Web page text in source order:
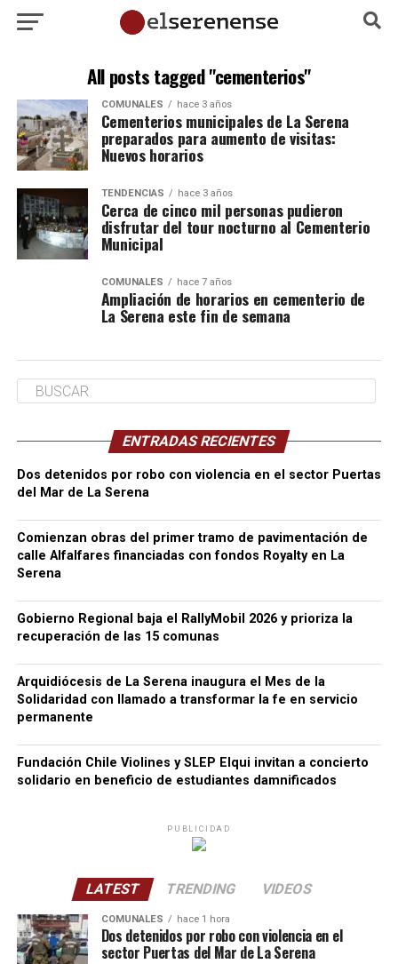
All posts tagged "cementerios"
COMUNALES hace 3 años
Cementerios municipales de La Serena
preparados para aumento de visitas:
Nuevos horarios
TENDENCIAS hace 3 años
Cerca de cinco mil personas pudieron
disfrutar del tour nocturno al Cementerio
Municipal
COMUNALES hace 7 años
Ampliación de horarios en cementerio de
La Serena este fin de semana
ENTRADAS RECIENTES
Dos detenidos por robo con violencia en el sector Puertas
del Mar de La Serena
Comienzan obras del primer tramo de pavimentación de
calle Alfalfares financiadas con fondos Royalty en La
Serena
Gobierno Regional baja el RallyMobil 2026 y prioriza la
recuperación de las 15 comunas
Arquidiócesis de La Serena inaugura el Mes de la
Solidaridad con llamado a transformar la fe en servicio
permanente
Fundación Chile Violines y SLEP Elqui invitan a concierto
solidario en beneficio de estudiantes damnificados
PUBLICIDAD
LATEST TRENDING VIDEOS
COMUNALES hace 1 hora
Dos detenidos por robo con violencia en el
sector Puertas del Mar de La Serena